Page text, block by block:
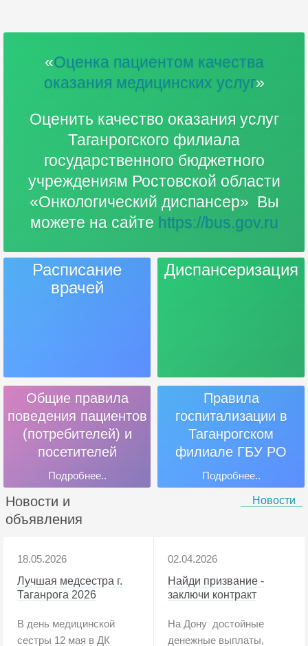
«Оценка пациентом качества
оказания медицинских услуг»
Оценить качество оказания услуг
Таганрогского филиала
государственного бюджетного
учреждениям Ростовской области
«Онкологический диспансер» Вы
можете на сайте https://bus.gov.ru
Расписание
врачей
Диспансеризация
Общие правила
поведения пациентов
(потребителей) и
посетителей
Подробнее..
Правила
госпитализации в
Таганрогском
филиале ГБУ РО
«Онкодиспансер»
Подробнее..
Новости и
объявления
Новости
18.05.2026
Лучшая медсестра г.
Таганрога 2026
В день медицинской
сестры 12 мая в ДК
02.04.2026
Найди призвание -
заключи контракт
На Дону достойные
денежные выплаты,